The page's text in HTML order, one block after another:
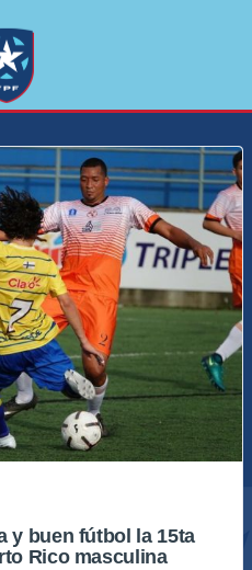
y buen fútbol la 15ta
Rico masculina